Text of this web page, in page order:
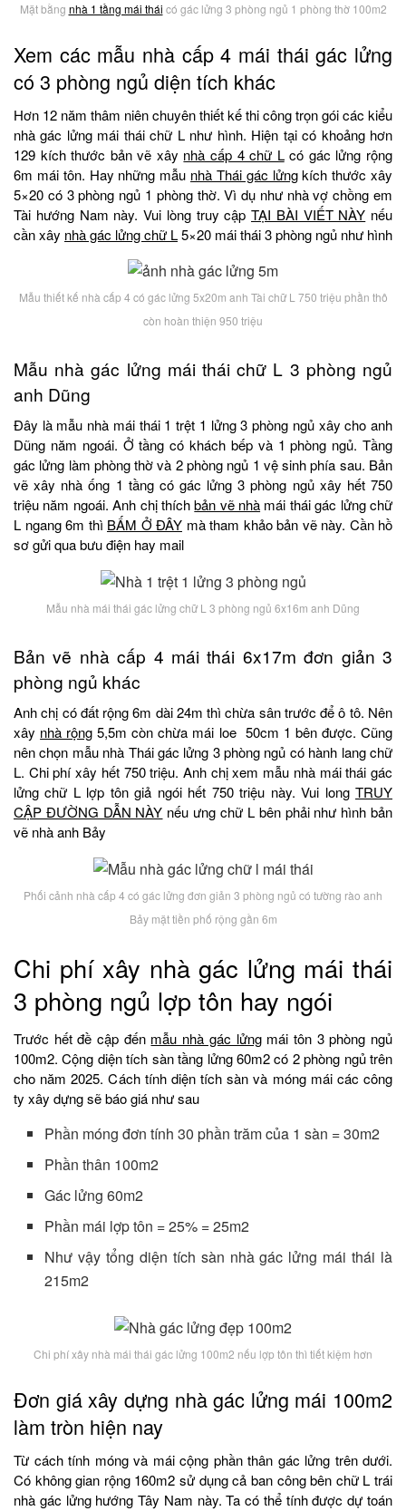
Mặt bằng nhà 1 tầng mái thái có gác lửng 3 phòng ngủ 1 phòng thờ 100m2
Xem các mẫu nhà cấp 4 mái thái gác lửng
có 3 phòng ngủ diện tích khác
Hơn 12 năm thâm niên chuyên thiết kế thi công trọn gói các kiểu
nhà gác lửng mái thái chữ L như hình. Hiện tại có khoảng hơn
129 kích thước bản vẽ xây nhà cấp 4 chữ Lcó gác lửng rộng
6m mái tôn. Hay những mẫu nhà Thái gác lửngkích thước xây
5×20 có 3 phòng ngủ 1 phòng thờ. Vì dụ như nhà vợ chồng em
Tài hướng Nam này. Vui lòng truy cập TẠI BÀI VIẾT NÀY nếu
cần xây nhà gác lửng chữ L5×20 mái thái 3 phòng ngủ như hình
Mẫu thiết kế nhà cấp 4 có gác lửng 5x20m anh Tài chữ L 750 triệu phần thô
còn hoàn thiện 950 triệu
Mẫu nhà gác lửng mái thái chữ L 3 phòng ngủ
anh Dũng
Đây là mẫu nhà mái thái 1 trệt 1 lửng 3 phòng ngủ xây cho anh
Dũng năm ngoái. Ở tầng có khách bếp và 1 phòng ngủ. Tầng
gác lửng làm phòng thờ và 2 phòng ngủ 1 vệ sinh phía sau. Bản
vẽ xây nhà ống 1 tầng có gác lửng 3 phòng ngủ xây hết 750
triệu năm ngoái. Anh chị thíchbản vẽ nhà mái thái gác lửng chữ
L ngang 6m thì BẤM Ở ĐÂY mà tham khảo bản vẽ này. Cần hồ
sơ gửi qua bưu điện hay mail
Mẫu nhà mái thái gác lửng chữ L 3 phòng ngủ 6x16m anh Dũng
Bản vẽ nhà cấp 4 mái thái 6x17m đơn giản 3
phòng ngủ khác
Anh chị có đất rộng 6m dài 24m thì chừa sân trước để ô tô. Nên
xây nhà rộng 5,5m còn chừa mái loe 50cm 1 bên được. Cũng
nên chọn mẫu nhà Thái gác lửng 3 phòng ngủ có hành lang chữ
L. Chi phí xây hết 750 triệu. Anh chị xem mẫu nhà mái thái gác
lửng chữ L lợp tôn giả ngói hết 750 triệu này. Vui long TRUY
CẬP ĐƯỜNG DẪN NÀY nếu ưng chữ L bên phải như hình bản
vẽ nhà anh Bảy
Phối cảnh nhà cấp 4 có gác lửng đơn giản 3 phòng ngủ có tường rào anh
Bảy mặt tiền phố rộng gần 6m
Chi phí xây nhà gác lửng mái thái
3 phòng ngủ lợp tôn hay ngói
Trước hết đề cập đến mẫu nhà gác lửngmái tôn 3 phòng ngủ
100m2. Cộng diện tích sàn tầng lửng 60m2 có 2 phòng ngủ trên
cho năm 2025. Cách tính diện tích sàn và móng mái các công
ty xây dựng sẽ báo giá như sau
Phần móng đơn tính 30 phần trăm của 1 sàn = 30m2
Phần thân 100m2
Gác lửng 60m2
Phần mái lợp tôn = 25% = 25m2
Như vậy tổng diện tích sàn nhà gác lửng mái thái là
215m2
Chi phí xây nhà mái thái gác lửng 100m2 nếu lợp tôn thì tiết kiệm hơn
Đơn giá xây dựng nhà gác lửng mái 100m2
làm tròn hiện nay
Từ cách tính móng và mái cộng phần thân gác lửng trên dưới.
Có không gian rộng 160m2 sử dụng cả ban công bên chữ L trái
nhà gác lửng hướng Tây Nam này. Ta có thể tính được dự toán